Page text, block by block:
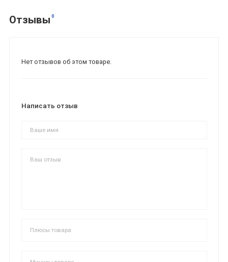
Отзывы 0
Нет отзывов об этом товаре.
Написать отзыв